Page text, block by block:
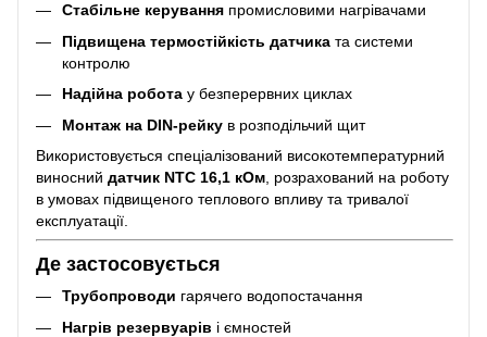
Стабільне керування промисловими нагрівачами
Підвищена термостійкість датчика та системи
контролю
Надійна робота у безперервних циклах
Монтаж на DIN-рейку в розподільчий щит
Використовується спеціалізований високотемпературний
виносний датчик NTC 16,1 кОм , розрахований на роботу
в умовах підвищеного теплового впливу та тривалої
експлуатації.
Де застосовується
Трубопроводи гарячего водопостачання
Нагрів резервуарів і ємностей